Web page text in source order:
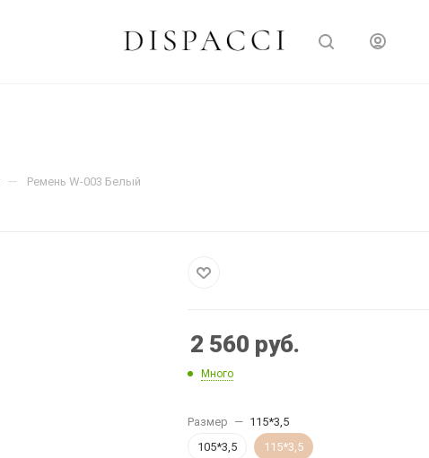
— Ремень W-003 Белый
2 560 руб.
Много
Размер — 115*3,5
105*3,5
115*3,5